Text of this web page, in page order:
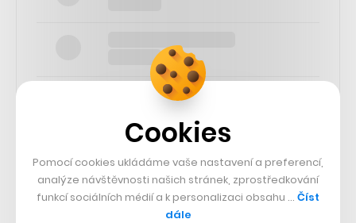
SLEDUJTE NÁS
73k
Cookies
Pomocí cookies ukládáme vaše nastavení a preferencí,
analýze návštěvnosti našich stránek, zprostředkování
funkcí sociálních médií a k personalizaci obsahu … Číst
dále